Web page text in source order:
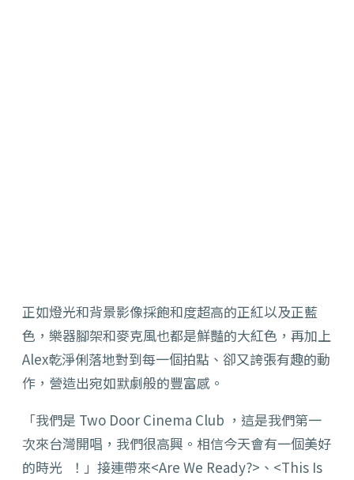
正如燈光和背景影像採飽和度超高的正紅以及正藍
色，樂器腳架和麥克風也都是鮮豔的大紅色，再加上
Alex乾淨俐落地對到每一個拍點、卻又誇張有趣的動
作，營造出宛如默劇般的豐富感。
「我們是 Two Door Cinema Club ，這是我們第一
次來台灣開唱，我們很高興。相信今天會有一個美好
的時光 ！」接連帶來<Are We Ready?>、<This Is